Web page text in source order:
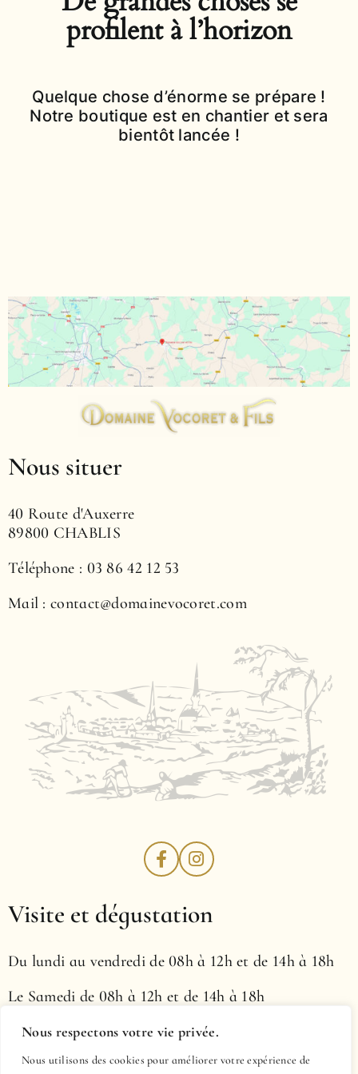
Nous respectons votre vie privée.
Nous utilisons des cookies pour améliorer votre expérience de
profilent à l’horizon
Quelque chose d’énorme se prépare !
Notre boutique est en chantier et sera
bientôt lancée !
Nous situer
40 Route d'Auxerre
89800 CHABLIS
Téléphone : 03 86 42 12 53
Mail : contact@domainevocoret.com
Visite et dégustation
Du lundi au vendredi de 08h à 12h et de 14h à 18h
Le Samedi de 08h à 12h et de 14h à 18h
Le dimanche, de 10h00 à 13h00